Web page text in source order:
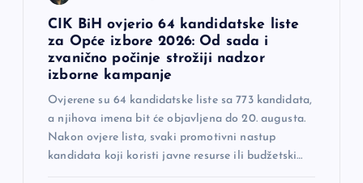
CIK BiH ovjerio 64 kandidatske liste
za Opće izbore 2026: Od sada i
zvanično počinje strožiji nadzor
izborne kampanje
Ovjerene su 64 kandidatske liste sa 773 kandidata,
a njihova imena bit će objavljena do 20. augusta.
Nakon ovjere lista, svaki promotivni nastup
kandidata koji koristi javne resurse ili budžetski…